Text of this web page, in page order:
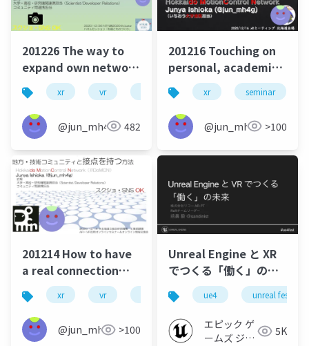
201226 The way to
expand own network
of
developers/communities
in online
environment
through events
xr vr scirel domcn
@jun_mh4g482
201216 Touching on
personal, academic,
and community
issues
xr seminar
@jun_mh4g>100
201214 How to have
a real connection
with local developer
communities
xr vr
@jun_mh4g>100
Unreal Engine と XR
でつくる「働く」の未
来【UNREAL FEST
EXTREME 2020
WINTER】
ue4 unreal fest
エピック ゲ
ームズ ジャ
5K